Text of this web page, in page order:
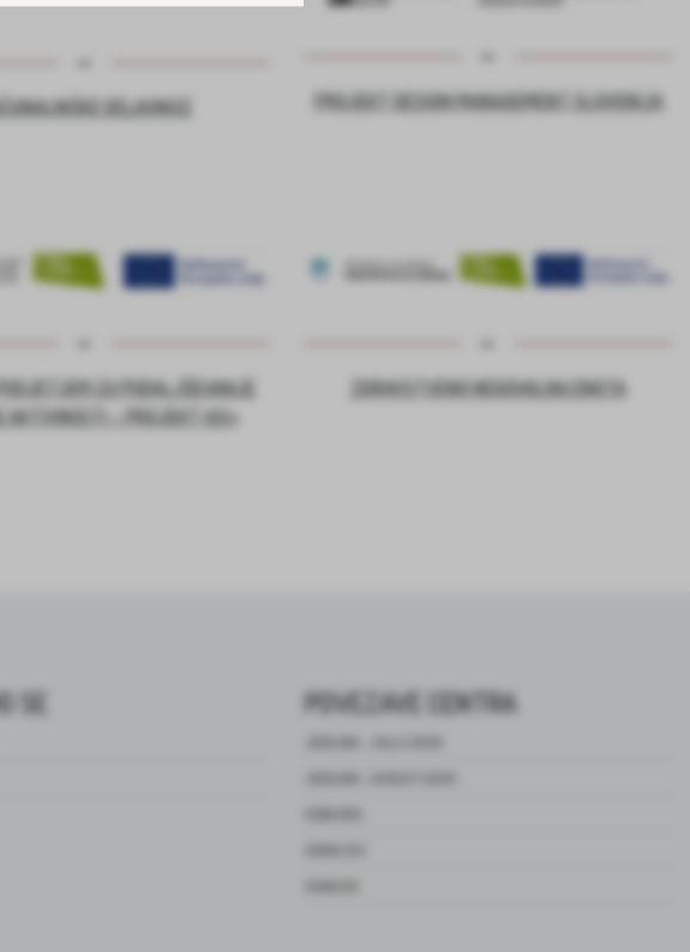
DELAVNICE PROJEKT DESIGN MANAGEMENT SLOVENIJA
ZA PODALJŠEVANJE
AKTIVNOSTI – PROJEKT ASI+
ZDRAVSTVENO NEGOVALNA ENOTA
SE POVEZAVE CENTRA